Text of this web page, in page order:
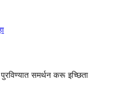
समर्थन करू इच्छिता